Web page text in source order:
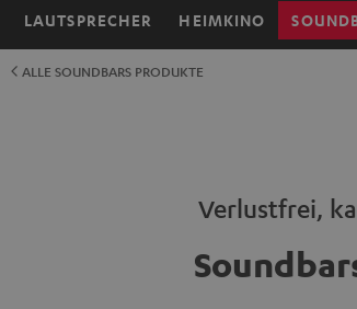
LAUTSPRECHER HEIMKINO
Startseite
ALLE SOUNDBARS PRODUKTE
Verlustfrei,